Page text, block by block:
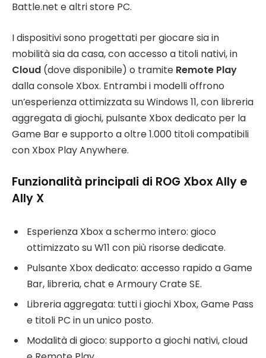
Battle.net e altri store PC.
I dispositivi sono progettati per giocare sia in
mobilità sia da casa, con accesso a titoli nativi, in
Cloud (dove disponibile) o tramite Remote Play
dalla console Xbox. Entrambi i modelli offrono
un’esperienza ottimizzata su Windows 11, con libreria
aggregata di giochi, pulsante Xbox dedicato per la
Game Bar e supporto a oltre 1.000 titoli compatibili
con Xbox Play Anywhere.
Funzionalità principali di ROG Xbox Ally e
Ally X
Esperienza Xbox a schermo intero: gioco
ottimizzato su W11 con più risorse dedicate.
Pulsante Xbox dedicato: accesso rapido a Game
Bar, libreria, chat e Armoury Crate SE.
Libreria aggregata: tutti i giochi Xbox, Game Pass
e titoli PC in un unico posto.
Modalità di gioco: supporto a giochi nativi, cloud